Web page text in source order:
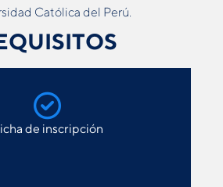
Católica del Perú.
de inscripción